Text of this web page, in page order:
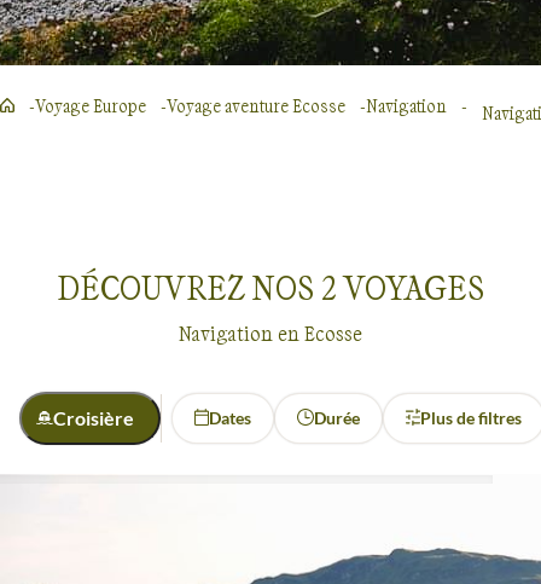
Voyage Europe Voyage aventure Ecosse Navigation
DÉCOUVREZ NOS 2VOYAGES
Navigation en Ecosse
Croisière Dates Durée Plus de filtres